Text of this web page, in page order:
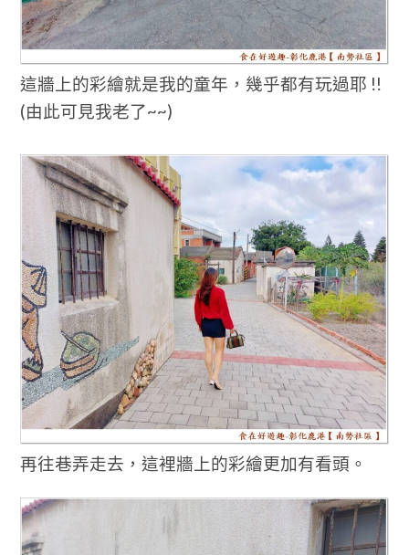
這牆上的彩繪就是我的童年，幾乎都有玩過耶 !!
(由此可見我老了~~)
再往巷弄走去，這裡牆上的彩繪更加有看頭。